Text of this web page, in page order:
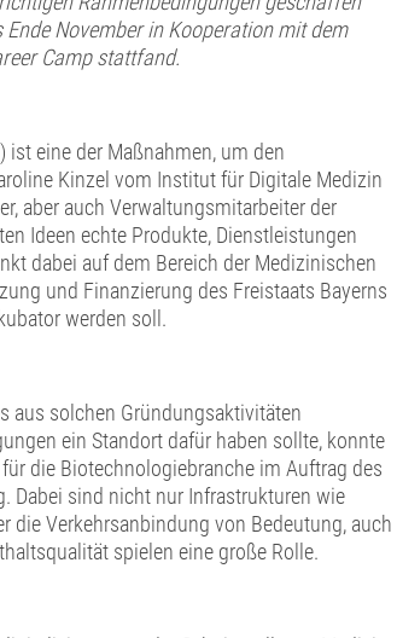
November in Kooperation mit dem
Camp stattfand.
eine der Maßnahmen, um den
Kinzel vom Institut für Digitale Medizin
aber auch Verwaltungsmitarbeiter der
Ideen echte Produkte, Dienstleistungen
dabei auf dem Bereich der Medizinischen
und Finanzierung des Freistaats Bayerns
werden soll.
aus solchen Gründungsaktivitäten
ein Standort dafür haben sollte, konnte
die Biotechnologiebranche im Auftrag des
Dabei sind nicht nur Infrastrukturen wie
die Verkehrsanbindung von Bedeutung, auch
spielen eine große Rolle.